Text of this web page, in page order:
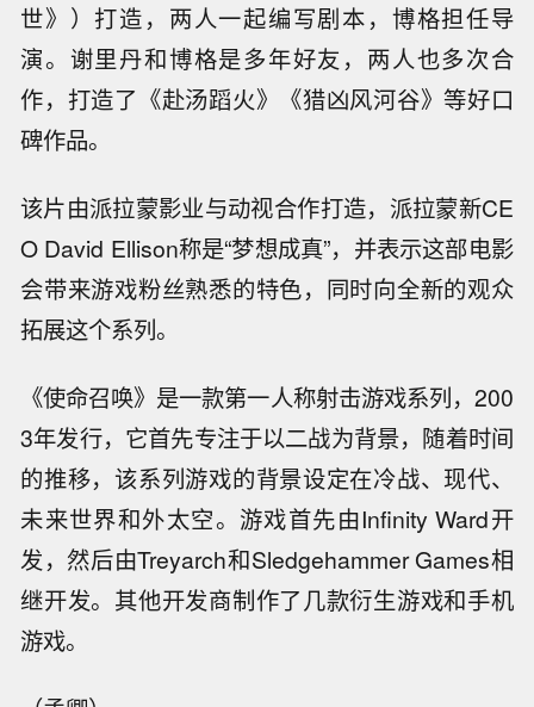
世》）打造，两人一起编写剧本，博格担任导
演。谢里丹和博格是多年好友，两人也多次合
作，打造了《赴汤蹈火》《猎凶风河谷》等好口
碑作品。
该片由派拉蒙影业与动视合作打造，派拉蒙新CE
O David Ellison称是“梦想成真”，并表示这部电影
会带来游戏粉丝熟悉的特色，同时向全新的观众
拓展这个系列。
《使命召唤》是一款第一人称射击游戏系列，200
3年发行，它首先专注于以二战为背景，随着时间
的推移，该系列游戏的背景设定在冷战、现代、
未来世界和外太空。游戏首先由Infinity Ward开
发，然后由Treyarch和Sledgehammer Games相
继开发。其他开发商制作了几款衍生游戏和手机
游戏。